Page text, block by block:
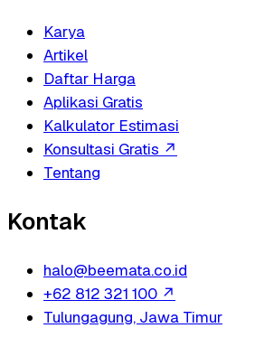
Karya
Artikel
Daftar Harga
Aplikasi Gratis
Kalkulator Estimasi
Konsultasi Gratis ↗
Tentang
Kontak
halo@beemata.co.id
+62 812 321 100 ↗
Tulungagung, Jawa Timur